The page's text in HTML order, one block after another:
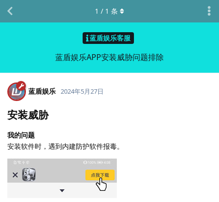
蓝盾娱乐客服
蓝盾娱乐APP安装威胁问题排除
1 / 1 条
蓝盾娱乐 2024年5月27日
安装威胁
我的问题
安装软件时，遇到内建防护软件报毒。